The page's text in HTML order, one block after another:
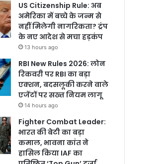
US Citizenship Rule: अब
अमेरिका में बच्चे के जन्म से
नहीं मिलेगी नागरिकता? ट्रंप
के नए आदेश से मचा हड़कंप
13 hours ago
RBI New Rules 2026: लोन
रिकवरी पर RBI का बड़ा
एक्शन, बदसलूकी करने वाले
एजेंटों पर सख्त नियम लागू
14 hours ago
Fighter Combat Leader:
भारत की बेटी का बड़ा
कमाल, भावना कांत ने
हासिल किया IAF का